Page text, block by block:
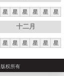
星 星 星 星 星 星
十二月
星 星 星 星 星 星
版权所有